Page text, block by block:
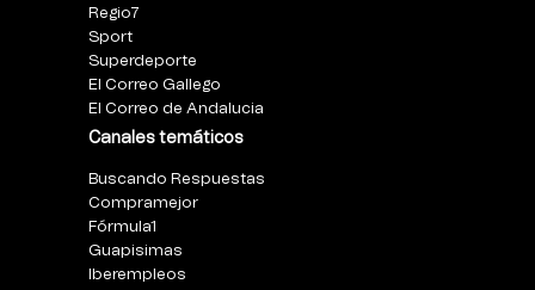
Regio7
Sport
Superdeporte
El Correo Gallego
El Correo de Andalucia
Canales temáticos
Buscando Respuestas
Compramejor
Fórmula1
Guapisimas
Iberempleos